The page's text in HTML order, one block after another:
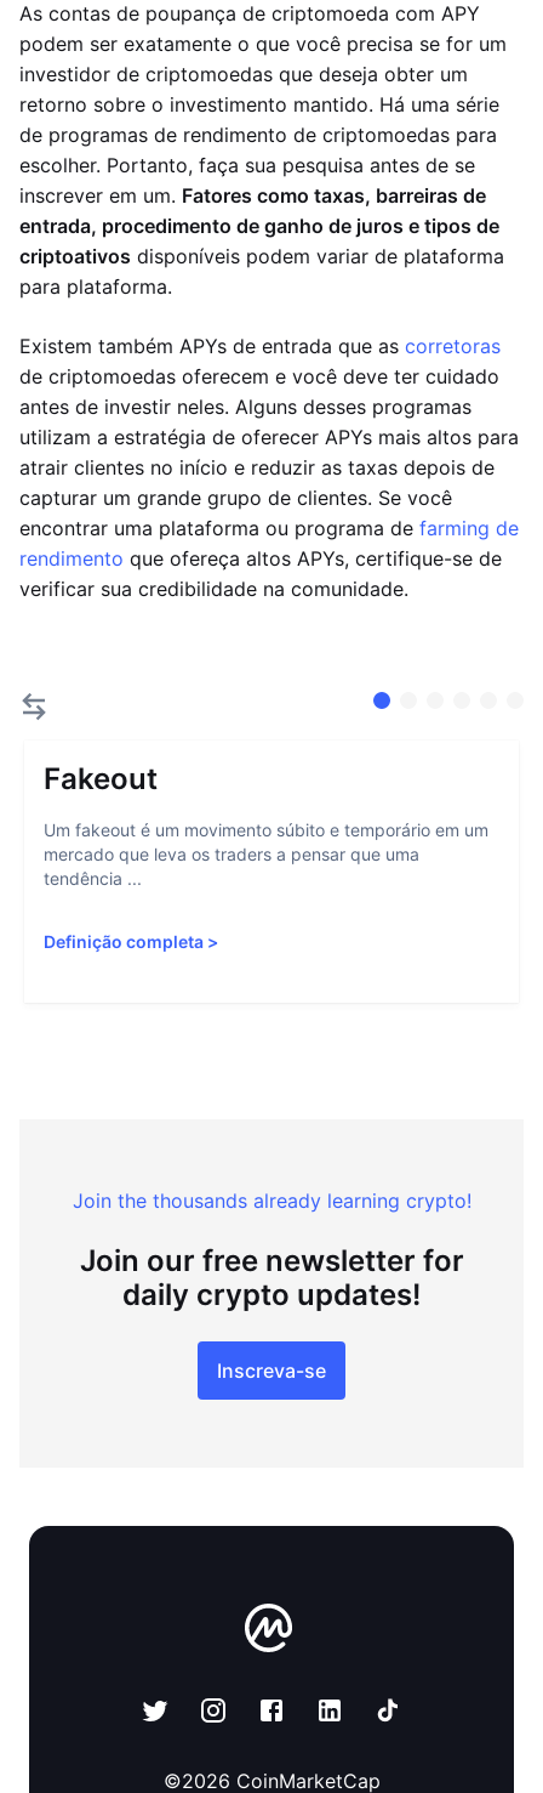
As contas de poupança de criptomoeda com APY
podem ser exatamente o que você precisa se for um
investidor de criptomoedas que deseja obter um
retorno sobre o investimento mantido. Há uma série
de programas de rendimento de criptomoedas para
escolher. Portanto, faça sua pesquisa antes de se
inscrever em um. Fatores como taxas, barreiras de
entrada, procedimento de ganho de juros e tipos de
criptoativos disponíveis podem variar de plataforma
para plataforma.
Existem também APYs de entrada que as corretoras
de criptomoedas oferecem e você deve ter cuidado
antes de investir neles. Alguns desses programas
utilizam a estratégia de oferecer APYs mais altos para
atrair clientes no início e reduzir as taxas depois de
capturar um grande grupo de clientes. Se você
encontrar uma plataforma ou programa de farming de
rendimento que ofereça altos APYs, certifique-se de
verificar sua credibilidade na comunidade.
Fakeout
Um fakeout é um movimento súbito e temporário em um
mercado que leva os traders a pensar que uma
tendência ...
Definição completa >
Join the thousands already learning crypto!
Join our free newsletter for
daily crypto updates!
Inscreva-se
©2026 CoinMarketCap